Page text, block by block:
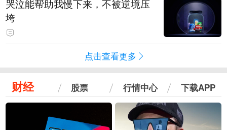
哭泣能帮助我慢下来，不被逆境压
垮
点击查看更多
财经 股票 行情中心 下载APP